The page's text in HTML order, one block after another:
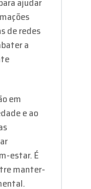
de redes
a
em
e ao
estar. É
manter-